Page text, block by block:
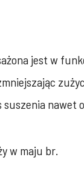
jest w
nawet
w maju br.